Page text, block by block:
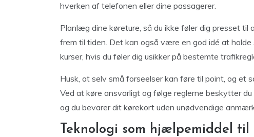
hverken af telefonen eller dine passagerer.
Planlæg dine køreture, så du ikke føler dig presset
frem til tiden. Det kan også være en god idé at
kurser, hvis du føler dig usikker på bestemte
Husk, at selv små forseelser kan føre til point, og et
Ved at køre ansvarligt og følge reglerne beskytter
og du bevarer dit kørekort uden unødvendige
Teknologi som hjælpemiddel til